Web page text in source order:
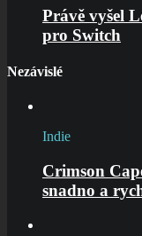
Právě vyšel
pro Switch
Nezávislé
Indie
Crimson
snadno a